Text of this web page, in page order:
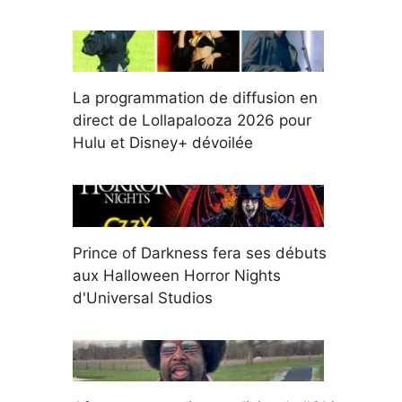
La programmation de diffusion en
direct de Lollapalooza 2026 pour
Hulu et Disney+ dévoilée
Prince of Darkness fera ses débuts
aux Halloween Horror Nights
d'Universal Studios